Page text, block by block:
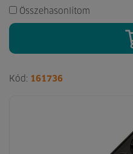
Összehasonlítom
Kód: 161736